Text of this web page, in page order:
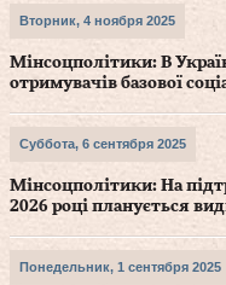
Вторник, 4 ноября 2025
Мінсоцполітики: В
отримувачів базової
Суббота, 6 сентября 2025
Мінсоцполітики: На
2026 році планується
Понедельник, 1 сентября 2025